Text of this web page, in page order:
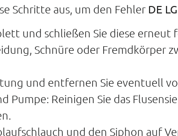
Schritte aus, um den Fehler DE
und schließen Sie diese erneut
Schnüre oder Fremdkörper
und entfernen Sie eventuell
Pumpe: Reinigen Sie das
und den Siphon auf